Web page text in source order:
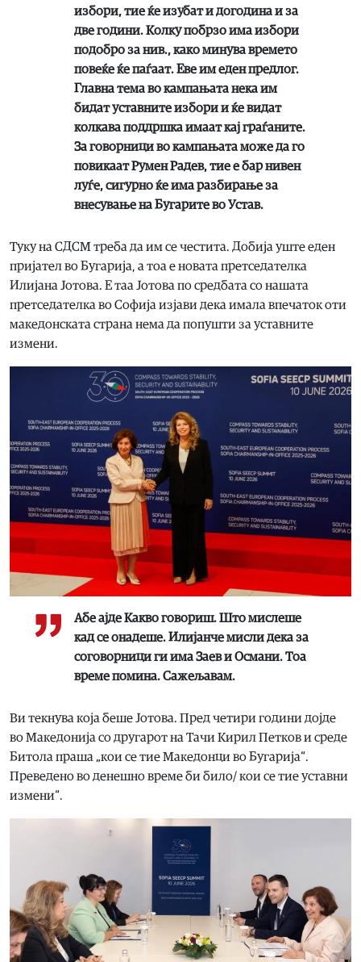
избори, тие ќе изубат и догодина и за
две години. Колку побрзо има избори
подобро за нив., како минува времето
повеќе ќе паѓаат. Еве им еден предлог.
Главна тема во кампањата нека им
бидат уставните избори и ќе видат
колкава поддршка имаат кај граѓаните.
За говорници во кампањата може да го
повикаат Румен Радев, тие е бар нивен
луѓе, сигурно ќе има разбирање за
внесување на Бугарите во Устав.
Туку на СДСМ треба да им се честита. Добија уште еден
пријател во Бугарија, а тоа е новата претседателка
Илијана Јотова. Е таа Јотова по средбата со нашата
претседателка во Софија изјави дека имала впечаток оти
македонската страна нема да попушти за уставните
измени.
Абе ајде Какво говориш. Што мислеше
кад се онадеше. Илијанче мисли дека за
соговорници ги има Заев и Османи. Тоа
време помина. Сажељавам.
Ви текнува која беше Јотова. Пред четири години дојде
во Македонија со другарот на Тачи Кирил Петков и среде
Битола праша „кои се тие Македонци во Бугарија“.
Преведено во денешно време би било/ кои се тие уставни
измени“.